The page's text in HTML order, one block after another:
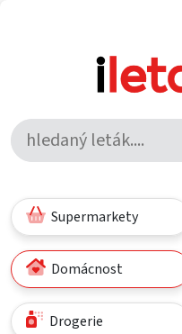
Supermarkety
Domácnost
Drogerie